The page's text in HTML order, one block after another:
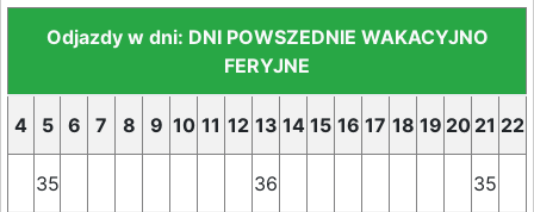
Odjazdy w dni: DNI POWSZEDNIE WAKACYJNO
FERYJNE
4 5 6 7 8 9 10 11 12 13 14 15 16 17 18 19 20 21 22
35 36 35